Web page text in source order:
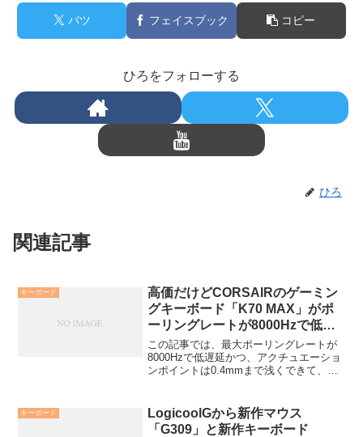
バツ フェイスブック コピー
ひろをフォローする
ひろ
関連記事
キーボード
高価だけどCORSAIRのゲーミン
グキーボード「K70 MAX」がポ
ーリングレートが8000Hzで低遅
延だからおすすめ！
この記事では、最大ポーリングレートが
8000Hzで低遅延かつ、アクチュエーショ
ンポイントは0.4mmまで浅くできて、ラ
「K70 MAX」の特徴をまとめています。
価格...
キーボード
LogicoolGから新作マウス
「G309」と新作キーボード